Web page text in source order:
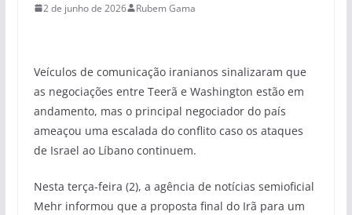
2 de junho de 2026 Rubem Gama
Veículos de comunicação iranianos sinalizaram que
as negociações entre Teerã e Washington estão em
andamento, mas o principal negociador do país
ameaçou uma escalada do conflito caso os ataques
de Israel ao Líbano continuem.
Nesta terça-feira (2), a agência de notícias semioficial
Mehr informou que a proposta final do Irã para um